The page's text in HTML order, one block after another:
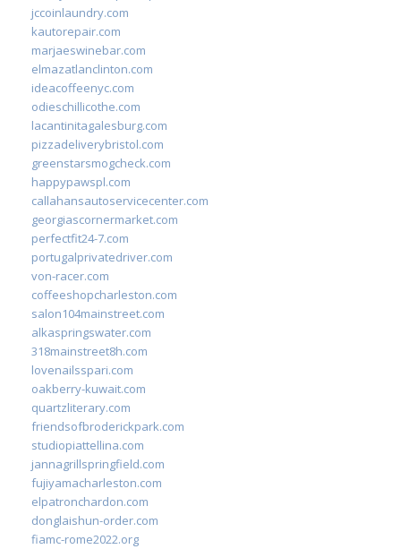
jccoinlaundry.com
kautorepair.com
marjaeswinebar.com
elmazatlanclinton.com
ideacoffeenyc.com
odieschillicothe.com
lacantinitagalesburg.com
pizzadeliverybristol.com
greenstarsmogcheck.com
happypawspl.com
callahansautoservicecenter.com
georgiascornermarket.com
perfectfit24-7.com
portugalprivatedriver.com
von-racer.com
coffeeshopcharleston.com
salon104mainstreet.com
alkaspringswater.com
318mainstreet8h.com
lovenailsspari.com
oakberry-kuwait.com
quartzliterary.com
friendsofbroderickpark.com
studiopiattellina.com
jannagrillspringfield.com
fujiyamacharleston.com
elpatronchardon.com
donglaishun-order.com
fiamc-rome2022.org